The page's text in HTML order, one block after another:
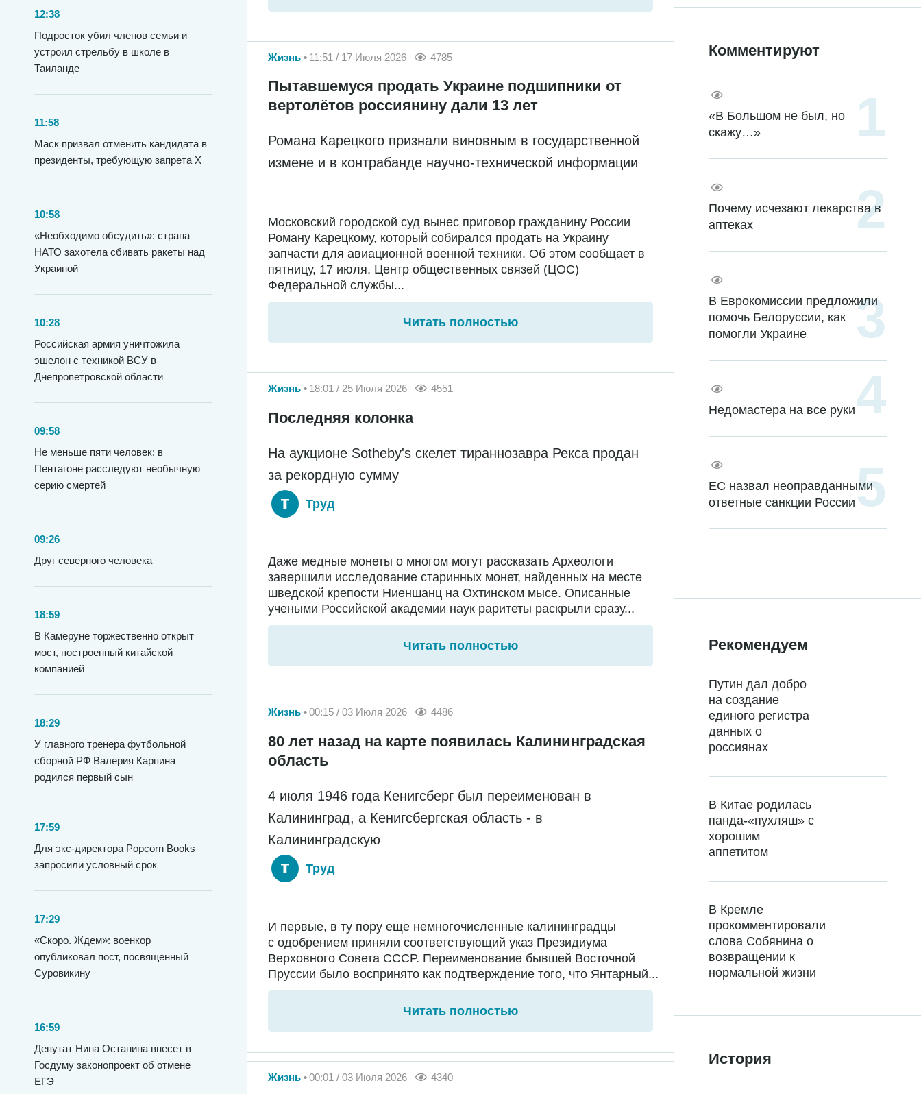
12:38
Подросток убил членов семьи и
устроил стрельбу в школе в
Таиланде
11:58
Маск призвал отменить кандидата в
президенты, требующую запрета X
10:58
«Необходимо обсудить»: страна
НАТО захотела сбивать ракеты над
Украиной
10:28
Российская армия уничтожила
эшелон с техникой ВСУ в
Днепропетровской области
09:58
Не меньше пяти человек: в
Пентагоне расследуют необычную
серию смертей
09:26
Друг северного человека
18:59
В Камеруне торжественно открыт
мост, построенный китайской
компанией
18:29
У главного тренера футбольной
сборной РФ Валерия Карпина
родился первый сын
17:59
Для экс-директора Popcorn Books
запросили условный срок
17:29
«Скоро. Ждем»: военкор
опубликовал пост, посвященный
Суровикину
16:59
Депутат Нина Останина внесет в
Госдуму законопроект об отмене
ЕГЭ
Жизнь 11:51 / 17 Июля 2026 4785
Пытавшемуся продать Украине подшипники от
вертолётов россиянину дали 13 лет
Романа Карецкого признали виновным в государственной
измене и в контрабанде научно-технической информации
Московский городской суд вынес приговор гражданину России
Роману Карецкому, который собирался продать на Украину
запчасти для авиационной военной техники. Об этом сообщает в
пятницу, 17 июля, Центр общественных связей (ЦОС)
Федеральной службы...
Читать полностью
Жизнь 18:01 / 25 Июля 2026 4551
Последняя колонка
На аукционе Sotheby's скелет тираннозавра Рекса продан
за рекордную сумму
Труд
Даже медные монеты о многом могут рассказать Археологи
завершили исследование старинных монет, найденных на месте
шведской крепости Ниеншанц на Охтинском мысе. Описанные
учеными Российской академии наук раритеты раскрыли сразу...
Читать полностью
Жизнь 00:15 / 03 Июля 2026 4486
80 лет назад на карте появилась Калининградская
область
4 июля 1946 года Кенигсберг был переименован в
Калининград, а Кенигсбергская область - в
Калининградскую
Труд
И первые, в ту пору еще немногочисленные калининградцы
с одобрением приняли соответствующий указ Президиума
Верховного Совета СССР. Переименование бывшей Восточной
Пруссии было воспринято как подтверждение того, что Янтарный...
Читать полностью
Жизнь 00:01 / 03 Июля 2026 4340
Комментируют
«В Большом не был, но
скажу…»
Почему исчезают лекарства в
аптеках
В Еврокомиссии предложили
помочь Белоруссии, как
помогли Украине
Недомастера на все руки
ЕС назвал неоправданными
ответные санкции России
Рекомендуем
Путин дал добро
на создание
единого регистра
данных о
россиянах
В Китае родилась
панда-«пухляш» с
хорошим
аппетитом
В Кремле
прокомментировали
слова Собянина о
возвращении к
нормальной жизни
История